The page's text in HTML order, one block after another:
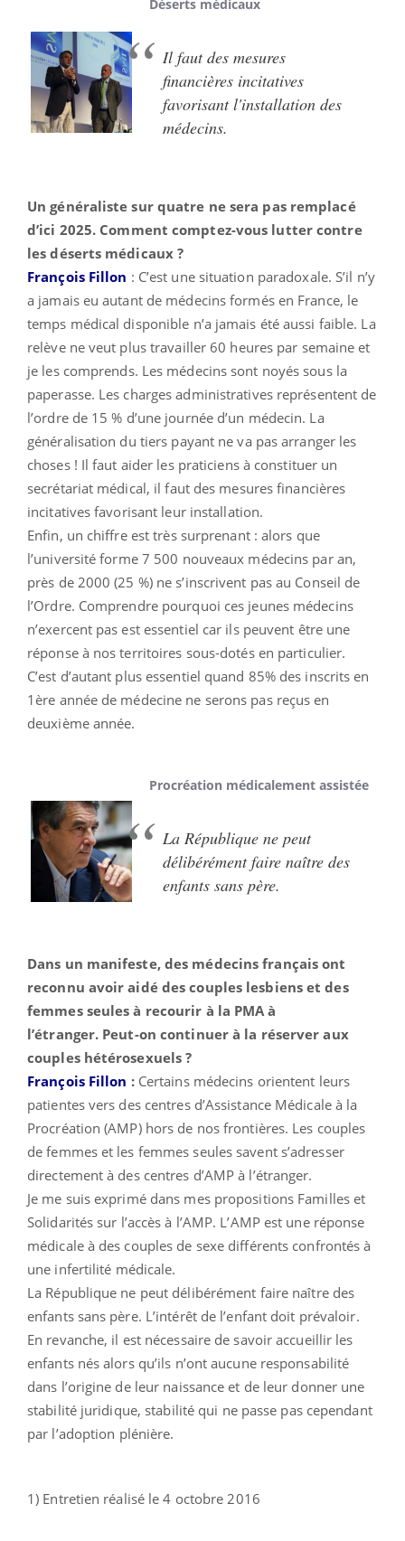
Déserts médicaux
Il faut des mesures
financières incitatives
favorisant l'installation des
médecins.
Un généraliste sur quatre ne sera pas remplacé
d’ici 2025. Comment comptez-vous lutter contre
les déserts médicaux ?
François Fillon : C’est une situation paradoxale. S’il n’y
a jamais eu autant de médecins formés en France, le
temps médical disponible n’a jamais été aussi faible. La
relève ne veut plus travailler 60 heures par semaine et
je les comprends. Les médecins sont noyés sous la
paperasse. Les charges administratives représentent de
l’ordre de 15 % d’une journée d’un médecin. La
généralisation du tiers payant ne va pas arranger les
choses ! Il faut aider les praticiens à constituer un
secrétariat médical, il faut des mesures financières
incitatives favorisant leur installation.
Enfin, un chiffre est très surprenant : alors que
l’université forme 7 500 nouveaux médecins par an,
près de 2000 (25 %) ne s’inscrivent pas au Conseil de
l’Ordre. Comprendre pourquoi ces jeunes médecins
n’exercent pas est essentiel car ils peuvent être une
réponse à nos territoires sous-dotés en particulier.
C’est d’autant plus essentiel quand 85% des inscrits en
1ère année de médecine ne serons pas reçus en
deuxième année.
Procréation médicalement assistée
La République ne peut
délibérément faire naître des
enfants sans père.
Dans un manifeste, des médecins français ont
reconnu avoir aidé des couples lesbiens et des
femmes seules à recourir à la PMA à
l’étranger. Peut-on continuer à la réserver aux
couples hétérosexuels ?
François Fillon : Certains médecins orientent leurs
patientes vers des centres d’Assistance Médicale à la
Procréation (AMP) hors de nos frontières. Les couples
de femmes et les femmes seules savent s’adresser
directement à des centres d’AMP à l’étranger.
Je me suis exprimé dans mes propositions Familles et
Solidarités sur l’accès à l’AMP. L’AMP est une réponse
médicale à des couples de sexe différents confrontés à
une infertilité médicale.
La République ne peut délibérément faire naître des
enfants sans père. L’intérêt de l’enfant doit prévaloir.
En revanche, il est nécessaire de savoir accueillir les
enfants nés alors qu’ils n’ont aucune responsabilité
dans l’origine de leur naissance et de leur donner une
stabilité juridique, stabilité qui ne passe pas cependant
par l’adoption plénière.
1) Entretien réalisé le 4 octobre 2016